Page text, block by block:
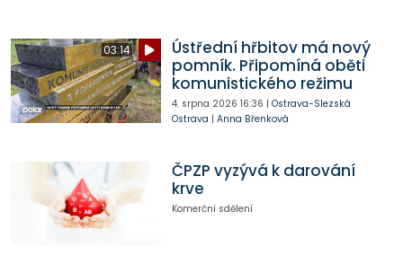
03:14
Ústřední hřbitov má nový
pomník. Připomíná oběti
komunistického režimu
4. srpna 2026 16:36 | Ostrava-Slezská
Ostrava | Anna Břenková
ČPZP vyzývá k darování
krve
Komerční sdělení